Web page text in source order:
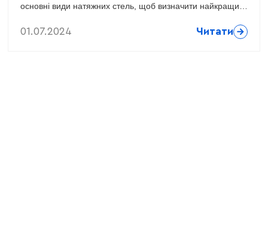
основні види натяжних стель, щоб визначити найкращий
01.07.2024 Читати